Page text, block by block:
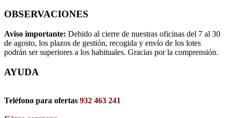
OBSERVACIONES
Aviso importante: Debido al cierre de nuestras oficinas del 7 al 30
de agosto, los plazos de gestión, recogida y envío de los lotes
podrán ser superiores a los habituales. Gracias por la comprensión.
AYUDA
Teléfono para ofertas 932 463 241